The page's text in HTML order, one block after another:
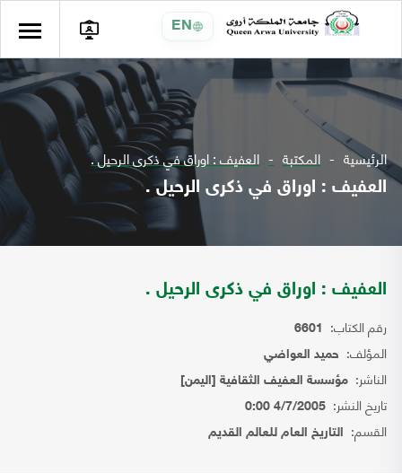
EN
الرئيسية المكتبة العفيف : اوراق في ذكرى الرحيل .
العفيف : اوراق في ذكرى الرحيل .
العفيف : اوراق في ذكرى الرحيل .
رقم الكتاب: 6601
المؤلف: حميد العواضي
الناشر: مؤسسة العفيف الثقافية [اليمن]
تاريخ النشر: 4/7/2005 0:00
القسم: التاريخ العام للعالم القديم